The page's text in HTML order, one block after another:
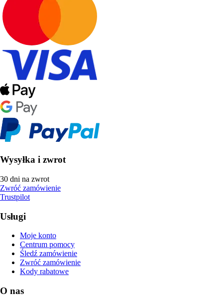
Wysyłka i zwrot
30 dni na zwrot
Zwróć zamówienie
Trustpilot
Usługi
Moje konto
Centrum pomocy
Śledź zamówienie
Zwróć zamówienie
Kody rabatowe
O nas